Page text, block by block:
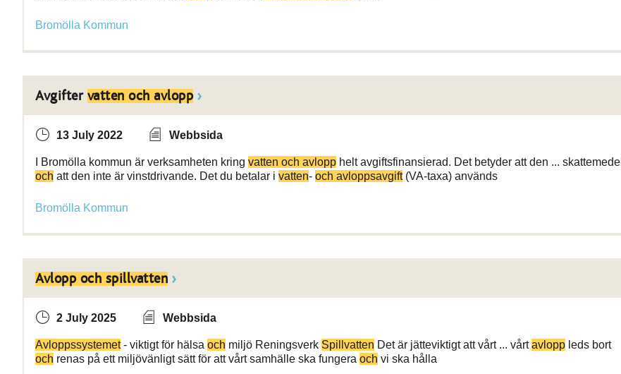
Bromölla Kommun
Avgifter vatten och avlopp
13 July 2022 Webbsida
I Bromölla kommun är verksamheten kring vatten och avlopp helt avgiftsfinansierad. Det betyder att den ... skattemedel
och att den inte är vinstdrivande. Det du betalar i vatten- och avloppsavgift(VA-taxa) används
Bromölla Kommun
Avlopp och spillvatten
2 July 2025 Webbsida
Avloppssystemet- viktigt för hälsa och miljö Reningsverk Spillvatten Det är jätteviktigt att vårt ... vårtavlopp leds bort
och renas på ett miljövänligt sätt för att vårt samhälle ska fungera och vi ska hålla